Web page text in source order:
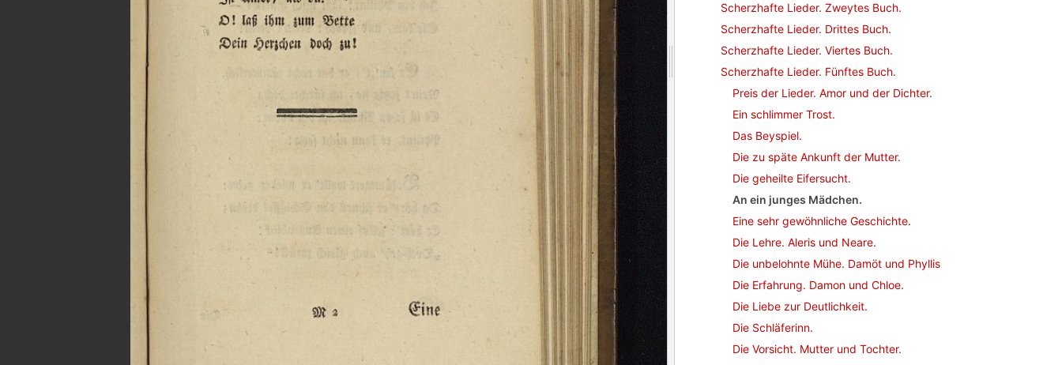
Scherzhafte Lieder. Zweytes Buch.
Scherzhafte Lieder. Drittes Buch.
Scherzhafte Lieder. Viertes Buch.
Scherzhafte Lieder. Fünftes Buch.
Preis der Lieder. Amor und der Dichter.
Ein schlimmer Trost.
Das Beyspiel.
Die zu späte Ankunft der Mutter.
Die geheilte Eifersucht.
An ein junges Mädchen.
Eine sehr gewöhnliche Geschichte.
Die Lehre. Aleris und Neare.
Die unbelohnte Mühe. Damöt und Phyllis
Die Erfahrung. Damon und Chloe.
Die Liebe zur Deutlichkeit.
Die Schläferinn.
Die Vorsicht. Mutter und Tochter.